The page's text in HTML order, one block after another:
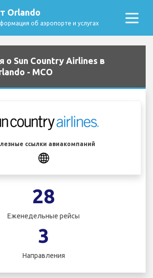
Orlando
об аэропорте и услугах
Sun Country Airlines в
- MCO
ссылки авиакомпаний
28
Еженедельные рейсы
3
Направления